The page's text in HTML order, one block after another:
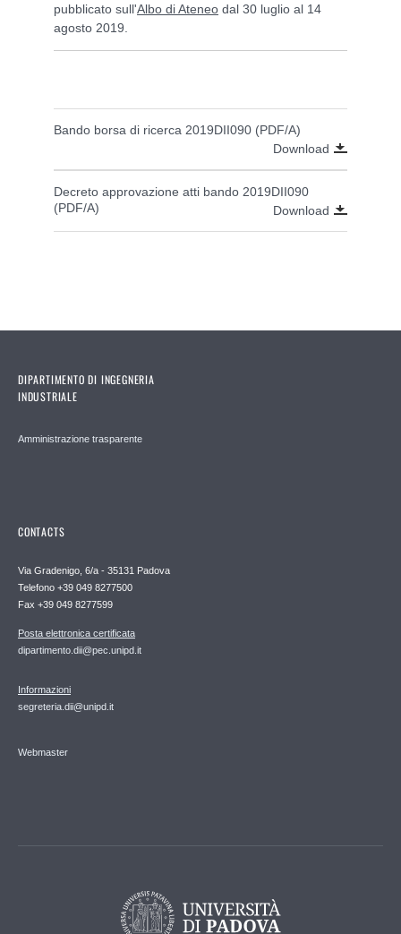
pubblicato sull'Albo di Ateneo dal 30 luglio al 14
agosto 2019.
Bando borsa di ricerca 2019DII090 (PDF/A)
Download
Decreto approvazione atti bando 2019DII090
(PDF/A)
Download
DIPARTIMENTO DI INGEGNERIA
INDUSTRIALE
Amministrazione trasparente
CONTACTS
Via Gradenigo, 6/a - 35131 Padova
Telefono +39 049 8277500
Fax +39 049 8277599
Posta elettronica certificata
dipartimento.dii@pec.unipd.it
Informazioni
segreteria.dii@unipd.it
Webmaster